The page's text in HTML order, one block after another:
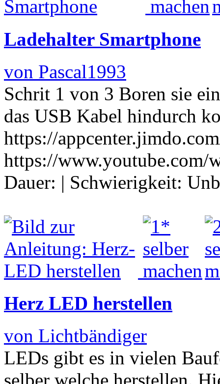
Ladehalter Smartphone
von Pascal1993
Schrit 1 von 3 Boren sie
das USB Kabel hindurch
https://
https://www.youtube.com/
Dauer: | Schwierigkeit:
Herz LED herstellen
von Lichtbändiger
LEDs gibt es in vielen